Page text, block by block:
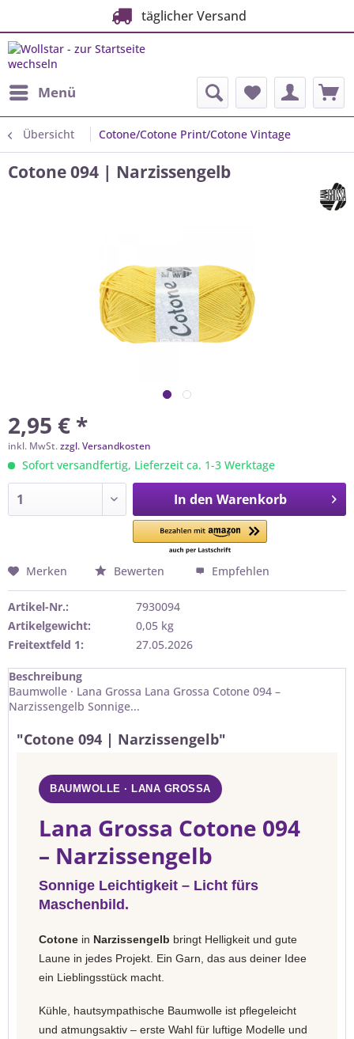
täglicher Versand
Menü
Übersicht Cotone/Cotone Print/Cotone Vintage
Cotone 094 | Narzissengelb
2,95 € *
inkl. MwSt.zzgl. Versandkosten
Sofort versandfertig, Lieferzeit ca. 1-3 Werktage
In den Warenkorb
Merken Bewerten Empfehlen
Artikel-Nr.:
7930094
Artikelgewicht:
0,05 kg
Freitextfeld 1:
27.05.2026
Beschreibung
Baumwolle · Lana Grossa Lana Grossa Cotone 094 –
Narzissengelb Sonnige...
"Cotone 094 | Narzissengelb"
BAUMWOLLE · LANA GROSSA
Lana Grossa Cotone 094
– Narzissengelb
Sonnige Leichtigkeit – Licht fürs
Maschenbild.
Cotone in Narzissengelb bringt Helligkeit und gute
Laune in jedes Projekt. Ein Garn, das aus deiner Idee
ein Lieblingsstück macht.
Kühle, hautsympathische Baumwolle ist pflegeleicht
und atmungsaktiv – erste Wahl für luftige Modelle und